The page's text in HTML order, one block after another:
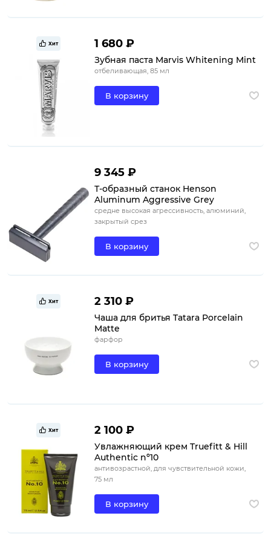
Хит 1 680 ₽
Зубная паста Marvis Whitening Mint
отбеливающая, 85 мл
В корзину
9 345 ₽
Т-образный станок Henson
Aluminum Aggressive Grey
средне высокая агрессивность, алюминий,
закрытый срез
В корзину
Хит 2 310 ₽
Чаша для бритья Tatara Porcelain
Matte
фарфор
В корзину
Хит 2 100 ₽
Увлажняющий крем Truefitt & Hill
Authentic nº10
антивозрастной, для чувствительной кожи,
75 мл
В корзину